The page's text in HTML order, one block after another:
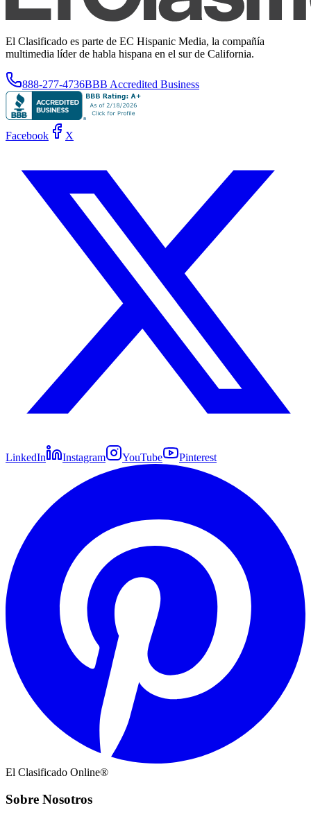
El Clasificado es parte de EC Hispanic Media, la compañía
multimedia líder de habla hispana en el sur de California.
888-277-4736BBB Accredited Business
Facebook X
LinkedIn Instagram YouTube Pinterest
El Clasificado Online®
Sobre Nosotros